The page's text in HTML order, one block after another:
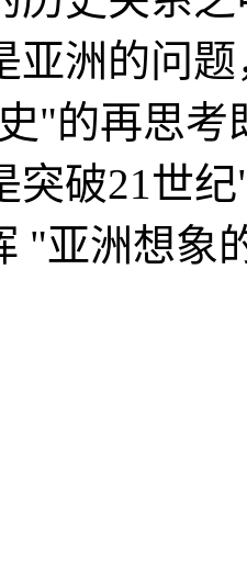
亚洲的问
"的再思考
突破21世
"亚洲想象